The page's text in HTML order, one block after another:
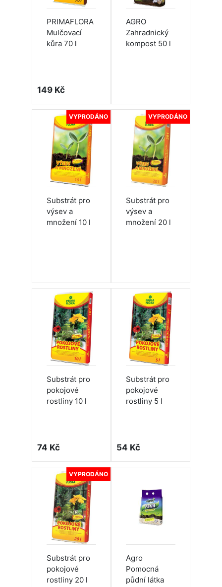
PRIMAFLORA
Mulčovací
kůra 70 l
149 Kč
AGRO
Zahradnický
kompost 50 l
VYPRODÁNO
Substrát pro
výsev a
množení 10 l
VYPRODÁNO
Substrát pro
výsev a
množení 20 l
Substrát pro
pokojové
rostliny 10 l
74 Kč
Substrát pro
pokojové
rostliny 5 l
54 Kč
VYPRODÁNO
Substrát pro
pokojové
rostliny 20 l
Agro
Pomocná
půdní látka